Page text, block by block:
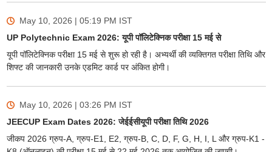
May 10, 2026 | 05:19 PM IST
UP Polytechnic Exam 2026: यूपी पॉलिटेक्निक परीक्षा 15 मई से
यूपी पॉलिटेक्निक परीक्षा 15 मई से शुरू हो रही है। अभ्यर्थी की व्यक्तिगत परीक्षा तिथि और
शिफ्ट की जानकारी उनके एडमिट कार्ड पर अंकित होगी।
May 10, 2026 | 03:26 PM IST
JEECUP Exam Dates 2026: जेईईसीयूपी परीक्षा तिथि 2026
जीकप 2026 ग्रुप-A, ग्रुप-E1, E2, ग्रुप-B, C, D, F, G, H, I, L और ग्रुप-K1 -